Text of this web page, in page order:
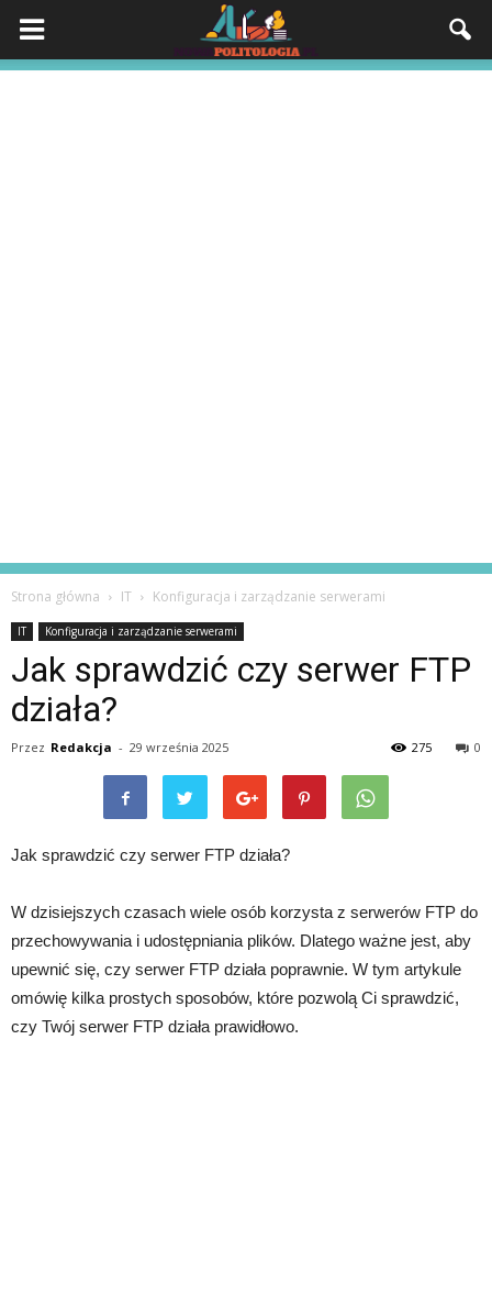
Strona główna IT Konfiguracja i zarządzanie serwerami
IT Konfiguracja i zarządzanie serwerami
Jak sprawdzić czy serwer FTP
działa?
Przez Redakcja - 29 września 2025 0
275
Jak sprawdzić czy serwer FTP działa?
W dzisiejszych czasach wiele osób korzysta z serwerów FTP do
przechowywania i udostępniania plików. Dlatego ważne jest, aby
upewnić się, czy serwer FTP działa poprawnie. W tym artykule
omówię kilka prostych sposobów, które pozwolą Ci sprawdzić,
czy Twój serwer FTP działa prawidłowo.